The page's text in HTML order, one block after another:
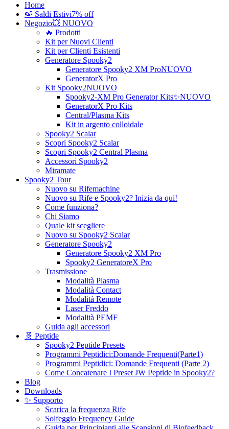
Home
🍉 Saldi Estivi7% off
Negozio💥 NUOVO
🔥 Prodotti
Kit per Nuovi Clienti
Kit per Clienti Esistenti
Generatore Spooky2
Generatore Spooky2 XM ProNUOVO
GeneratorX Pro
Kit Spooky2NUOVO
Spooky2-XM Pro Generator Kits✨NUOVO
GeneratorX Pro Kits
Central/Plasma Kits
Kit in argento colloidale
Spooky2 Scalar
Scopri Spooky2 Scalar
Scopri Spooky2 Central Plasma
Accessori Spooky2
Miramate
Spooky2 Tour
Nuovo su Rifemachine
Nuovo su Rife e Spooky2? Inizia da qui!
Come funziona?
Chi Siamo
Quale kit scegliere
Nuovo su Spooky2 Scalar
Generatore Spooky2
Generatore Spooky2 XM Pro
Spooky2 GeneratoreX Pro
Trasmissione
Modalità Plasma
Modalità Contact
Modalità Remote
Laser Freddo
Modalità PEMF
Guida agli accessori
🧬 Peptide
Spooky2 Peptide Presets
Programmi Peptidici:Domande Frequenti(Parte1)
Programmi Peptidici: Domande Frequenti (Parte 2)
Come Concatenare I Preset JW Peptide in Spooky2?
Blog
Downloads
✨ Supporto
Scarica la frequenza Rife
Solfeggio Frequency Guide